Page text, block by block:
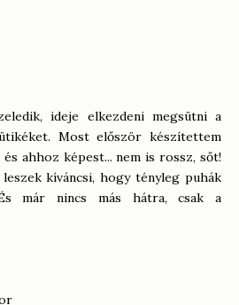
ideje elkezdeni megsütni a
Most először készítettem
és ahhoz képest... nem is rossz, sőt!
kíváncsi, hogy tényleg puhák
És már nincs más hátra, csak a